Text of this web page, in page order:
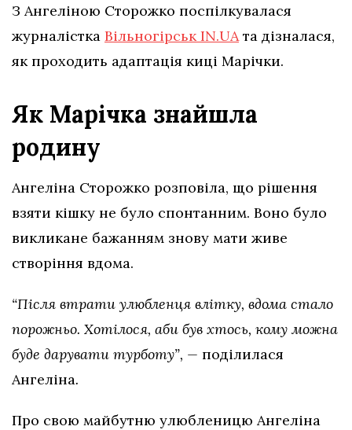
З Ангеліною Сторожко поспілкувалася
журналістка Вільногірськ IN.UAта дізналася,
як проходить адаптація киці Марічки.
Як Марічка знайшла
родину
Ангеліна Сторожко розповіла, що рішення
взяти кішку не було спонтанним. Воно було
викликане бажанням знову мати живе
створіння вдома.
“Після втрати улюбленця влітку, вдома стало
порожньо. Хотілося, аби був хтось, кому можна
буде дарувати турботу”, — поділилася
Ангеліна.
Про свою майбутню улюбленицю Ангеліна